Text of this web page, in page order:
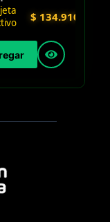
$ 134.910